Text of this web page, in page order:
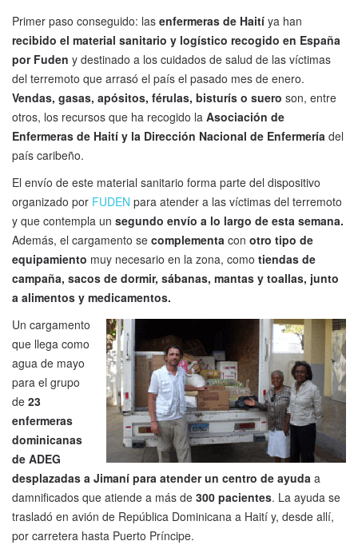
Primer paso conseguido: las enfermeras de Haití ya han
recibido el material sanitario y logístico recogido en España
por Fuden y destinado a los cuidados de salud de las víctimas
del terremoto que arrasó el país el pasado mes de enero.
Vendas, gasas, apósitos, férulas, bisturís o suero son, entre
otros, los recursos que ha recogido la Asociación de
Enfermeras de Haití y la Dirección Nacional de Enfermería del
país caribeño.
El envío de este material sanitario forma parte del dispositivo
organizado por FUDEN para atender a las víctimas del terremoto
y que contempla un segundo envío a lo largo de esta semana.
Además, el cargamento se complementa con otro tipo de
equipamiento muy necesario en la zona, como tiendas de
campaña, sacos de dormir, sábanas, mantas y toallas, junto
a alimentos y medicamentos.
Un cargamento
que llega como
agua de mayo
para el grupo
de 23
enfermeras
dominicanas
de ADEG
desplazadas a Jimaní para atender un centro de ayuda a
damnificados que atiende a más de 300 pacientes. La ayuda se
trasladó en avión de República Dominicana a Haití y, desde allí,
por carretera hasta Puerto Príncipe.